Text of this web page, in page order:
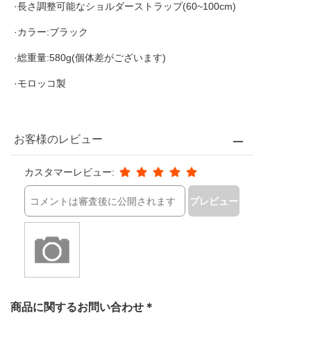
·長さ調整可能なショルダーストラップ(60~100cm)
·カラー:ブラック
·総重量:580g(個体差がございます)
·モロッコ製
お客様のレビュー
カスタマーレビュー:
プレビュー
商品に関するお問い合わせ＊